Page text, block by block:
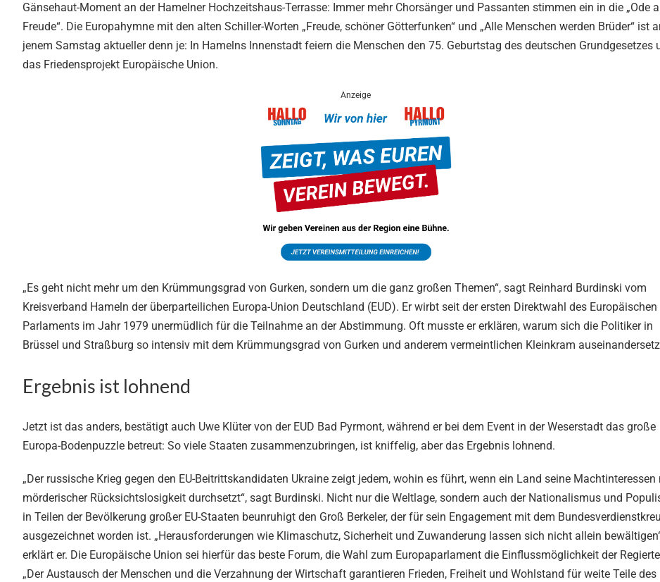
Gänsehaut-Moment an der Hamelner Hochzeitshaus-Terrasse: Immer mehr Chorsänger und Passanten stimmen ein in die „Ode
Freude“. Die Europahymne mit den alten Schiller-Worten „Freude, schöner Götterfunken“ und „Alle Menschen werden Brüder“ ist
jenem Samstag aktueller denn je: In Hamelns Innenstadt feiern die Menschen den 75. Geburtstag des deutschen Grundgesetzes
das Friedensprojekt Europäische Union.
Anzeige
„Es geht nicht mehr um den Krümmungsgrad von Gurken, sondern um die ganz großen Themen“, sagt Reinhard Burdinski vom
Kreisverband Hameln der überparteilichen Europa-Union Deutschland (EUD). Er wirbt seit der ersten Direktwahl des Europäischen
Parlaments im Jahr 1979 unermüdlich für die Teilnahme an der Abstimmung. Oft musste er erklären, warum sich die Politiker in
Brüssel und Straßburg so intensiv mit dem Krümmungsgrad von Gurken und anderem vermeintlichen Kleinkram
Ergebnis ist lohnend
Jetzt ist das anders, bestätigt auch Uwe Klüter von der EUD Bad Pyrmont, während er bei dem Event in der Weserstadt das große
Europa-Bodenpuzzle betreut: So viele Staaten zusammenzubringen, ist kniffelig, aber das Ergebnis lohnend.
„Der russische Krieg gegen den EU-Beitrittskandidaten Ukraine zeigt jedem, wohin es führt, wenn ein Land seine Machtinteressen
mörderischer Rücksichtslosigkeit durchsetzt“, sagt Burdinski. Nicht nur die Weltlage, sondern auch der Nationalismus und
in Teilen der Bevölkerung großer EU-Staaten beunruhigt den Groß Berkeler, der für sein Engagement mit dem
ausgezeichnet worden ist. „Herausforderungen wie Klimaschutz, Sicherheit und Zuwanderung lassen sich nicht allein
erklärt er. Die Europäische Union sei hierfür das beste Forum, die Wahl zum Europaparlament die Einflussmöglichkeit der
„Der Austausch der Menschen und die Verzahnung der Wirtschaft garantieren Frieden, Freiheit und Wohlstand für weite Teile des